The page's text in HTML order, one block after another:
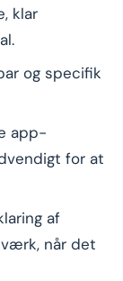
klar
og specifik
app-
for at
af
når det